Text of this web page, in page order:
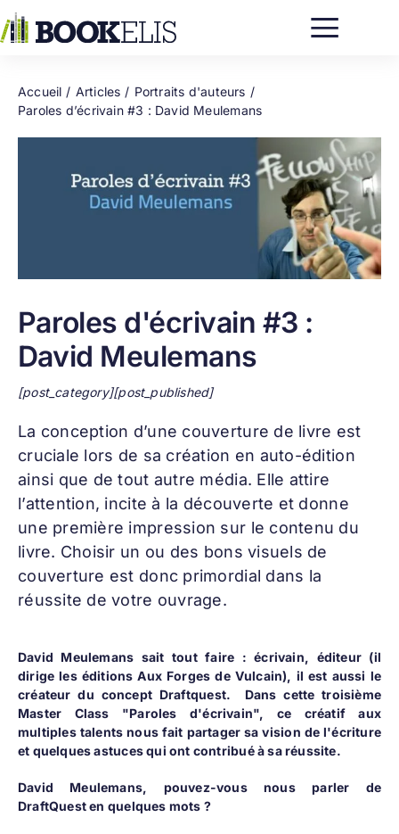
au
contenu
Accueil Articles
Portraits d'auteurs
Paroles d’écrivain #3 : David Meulemans
Paroles d'écrivain #3 :
David Meulemans
[post_category][post_published]
La conception d’une couverture de livre est
cruciale lors de sa création en auto-édition
ainsi que de tout autre média. Elle attire
l’attention, incite à la découverte et donne
une première impression sur le contenu du
livre. Choisir un ou des bons visuels de
couverture est donc primordial dans la
réussite de votre ouvrage.
David Meulemans sait tout faire : écrivain, éditeur (il
dirige les éditionsAux Forges de Vulcain), il est aussi le
créateur du concept Draftquest. Dans cette troisième
Master Class "Paroles d'écrivain", ce créatif aux
multiples talents nous fait partager sa vision de l'écriture
et quelques astuces qui ont contribué à sa réussite.
David Meulemans, pouvez-vous nous parler de
DraftQuesten quelques mots ?